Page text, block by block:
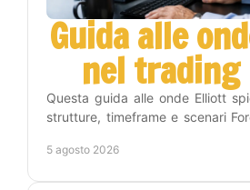
Guida alle
nel trading
Questa guida alle onde Elliott
strutture, timeframe e scenari
5 agosto 2026